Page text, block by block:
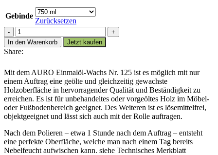
Gebinde
Zurücksetzen
AURO
Einmalöl-
Wachs
Nr.
Menge
In den Warenkorb Jetzt kaufen
Share:
Mit dem AURO Einmalöl-Wachs Nr. 125 ist es möglich mit nur
einem Auftrag eine geölte und gleichzeitig gewachste
Holzoberfläche in hervorragender Qualität und Beständigkeit zu
erreichen. Es ist für unbehandeltes oder vorgeöltes Holz im Möbel-
oder Fußbodenbereich geeignet. Des Weiteren ist es lösemittelfrei,
objektgeeignet und lässt sich auch mit der Rolle auftragen.
Nach dem Polieren – etwa 1 Stunde nach dem Auftrag – entsteht
eine perfekte Oberfläche, welche man nach einem Tag bereits
Nebelfeucht aufwischen kann. siehe Technisches Merkblatt